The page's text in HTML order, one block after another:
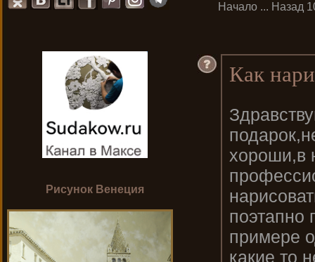
Начало... Назад
Как
хороши,в
поэтапно
примере
какие то
Рисунок Венеция